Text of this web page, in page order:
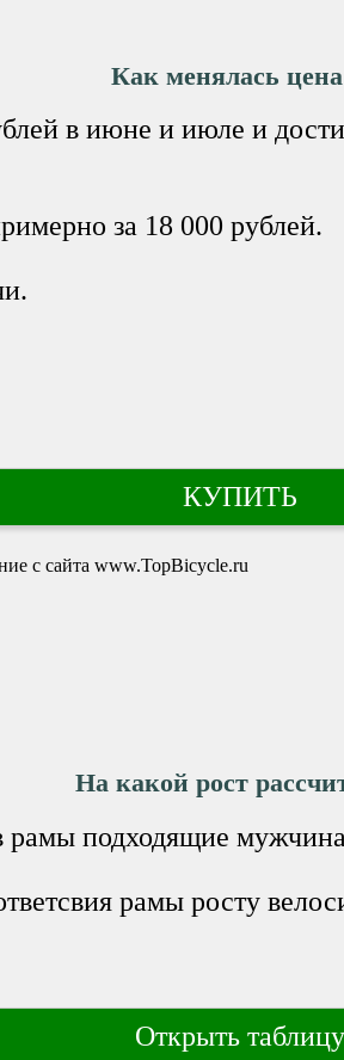
Как менялась цена
в июне и июле и
за 18 000 рублей.
КУПИТЬ
На какой рост
рамы подходящие
рамы росту
Открыть таблицу